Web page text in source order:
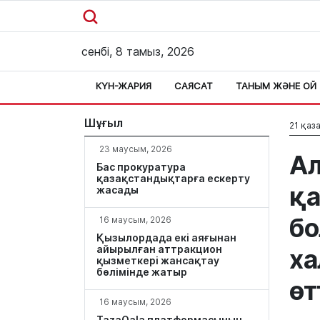
сенбі, 8 тамыз, 2026
КҮН-ЖАРИЯ САЯСАТ ТАНЫМ ЖӘНЕ ОЙ
Шұғыл
23 маусым, 2026
Бас прокуратура
қазақстандықтарға ескерту
жасады
16 маусым, 2026
Қызылордада екі аяғынан
айырылған аттракцион
қызметкері жансақтау
бөлімінде жатыр
16 маусым, 2026
21